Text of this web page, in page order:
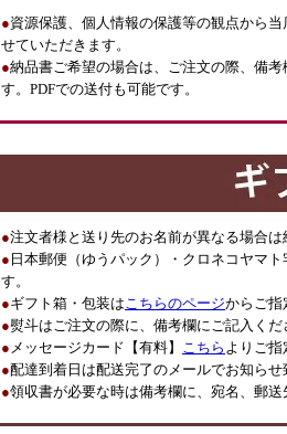
●資源保護、個人情報の保護等の観点から
せていただきます。
●納品書ご希望の場合は、ご注文の際、備
す。PDFでの送付も可能です。
●注文者様と送り先のお名前が異なる場合
● 日本郵便（ゆうパック）・クロネコヤマ
す。
●ギフト箱・包装はこちらのページからご指
●熨斗はご注文の際に、備考欄にご記入くだ
● メッセージカード【有料】 こちら よりご指
●配達到着日は配送完了のメールでお知らせ
●領収書が必要な時は備考欄に、宛名、郵送